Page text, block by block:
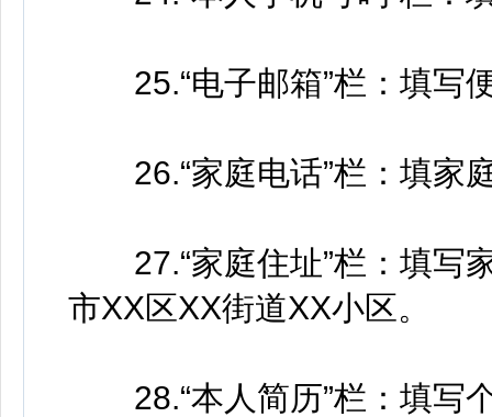
25.“电子邮箱”栏：填写
26.“家庭电话”栏：填家
27.“家庭住址”栏：填写
市XX区XX街道XX小区。
28.“本人简历”栏：填写